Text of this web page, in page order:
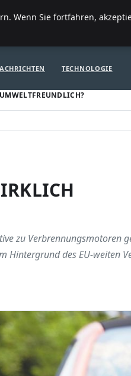
TECHNOLOGIE
zu Verbren­nungsmotoren
Hintergrund des EU-weiten
Wenn Sie fortfahren,